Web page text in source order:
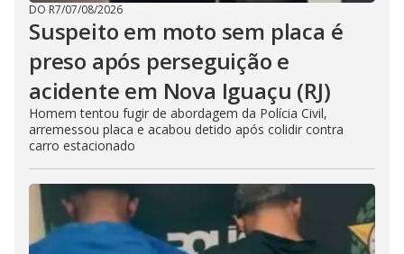
DO R7/07/08/2026
Suspeito em moto sem placa é
preso após perseguição e
acidente em Nova Iguaçu (RJ)
Homem tentou fugir de abordagem da Polícia Civil,
arremessou placa e acabou detido após colidir contra
carro estacionado